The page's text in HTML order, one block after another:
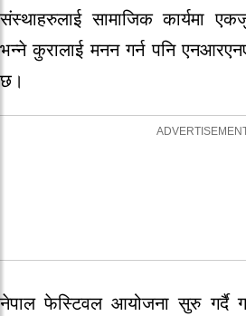
संस्थाहरुलाई सामाजिक कार्यमा
भन्ने कुरालाई मनन गर्न पनि
छ।
नेपाल फेस्टिवल आयोजना सुरु गर्दै